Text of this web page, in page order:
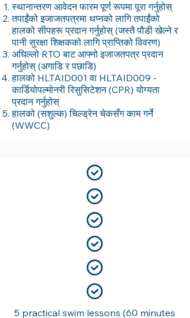
स्थानान्तरण आवेदन फारम पूर्ण रूपमा पूरा गर्नुहोस्
तपाईंको इजाजतपत्रमा थप्नको लागि तपाईंको
हालको सीपहरू प्रदान गर्नुहोस् (जस्तै पौडी खेल्ने र
पानी सुरक्षा शिक्षकको लागि प्राप्तिको विवरण)
अघिल्लो RTO बाट आफ्नो इजाजतपत्र प्रदान
गर्नुहोस् (अगाडि र पछाडि)
हालको HLTAID001 वा HLTAID009 -
कार्डियोपल्मोनरी रिसुसिटेशन (CPR) योग्यता
प्रदान गर्नुहोस्
हालको (सशुल्क) चिल्ड्रेन चेकसँग काम गर्ने
(WWCC)
5 practical swim lessons (60 minutes